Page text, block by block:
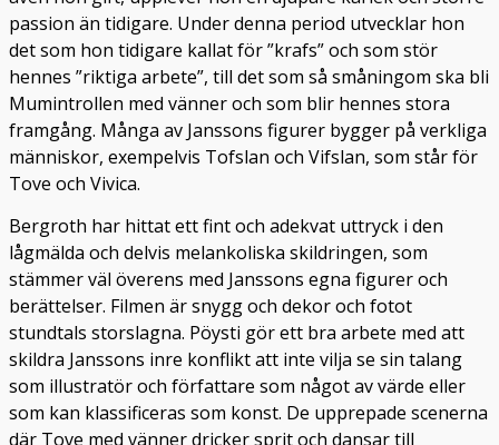
passion än tidigare. Under denna period utvecklar hon
det som hon tidigare kallat för ”krafs” och som stör
hennes ”riktiga arbete”, till det som så småningom ska bli
Mumintrollen med vänner och som blir hennes stora
framgång. Många av Janssons figurer bygger på verkliga
människor, exempelvis Tofslan och Vifslan, som står för
Tove och Vivica.
Bergroth har hittat ett fint och adekvat uttryck i den
lågmälda och delvis melankoliska skildringen, som
stämmer väl överens med Janssons egna figurer och
berättelser. Filmen är snygg och dekor och fotot
stundtals storslagna. Pöysti gör ett bra arbete med att
skildra Janssons inre konflikt att inte vilja se sin talang
som illustratör och författare som något av värde eller
som kan klassificeras som konst. De upprepade scenerna
där Tove med vänner dricker sprit och dansar till